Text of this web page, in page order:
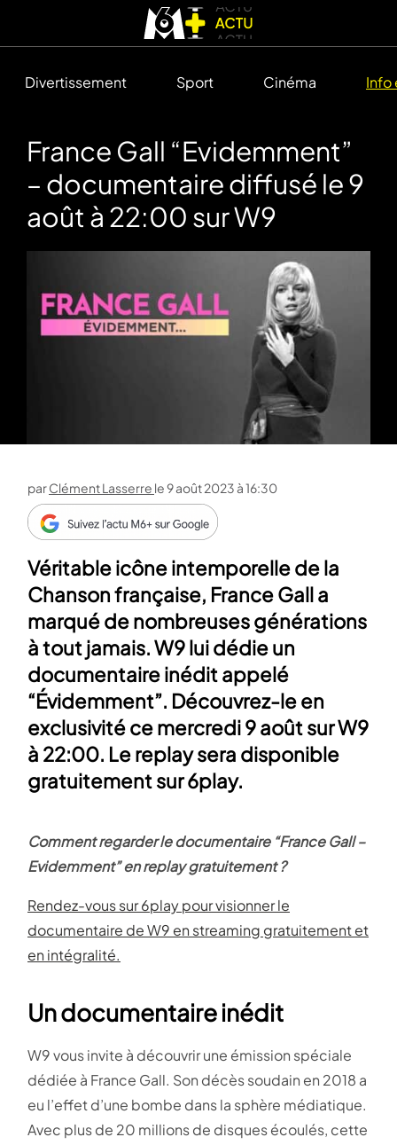
Divertissement Sport Cinéma Info
France Gall “Evidemment”
– documentaire diffusé le 9
août à 22:00 sur W9
parClément Lasserre le9 août 2023 à 16:30
Véritable icône intemporelle de la
Chanson française, France Gall a
marqué de nombreuses générations
à tout jamais. W9 lui dédie un
documentaire inédit appelé
“Évidemment”. Découvrez-le en
exclusivité ce mercredi 9 août sur W9
à 22:00. Le replay sera disponible
gratuitement sur 6play.
Comment regarder le documentaire “France Gall –
Evidemment” en replay gratuitement ?
Rendez-vous sur 6play pour visionner le
documentaire de W9 en streaming gratuitement et
en intégralité.
Un documentaire inédit
W9 vous invite à découvrir une émission spéciale
dédiée à France Gall. Son décès soudain en 2018 a
eu l’effet d’une bombe dans la sphère médiatique.
Avec plus de 20 millions de disques écoulés, cette